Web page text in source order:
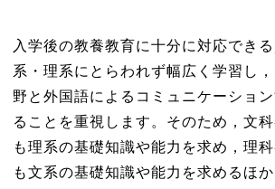
入学後の教養教育に十分に対応でき
系・理系にとらわれず幅広く学習し
野と外国語によるコミュニケーショ
ることを重視します。そのため，文
も理系の基礎知識や能力を求め，理
も文系の基礎知識や能力を求めるほ